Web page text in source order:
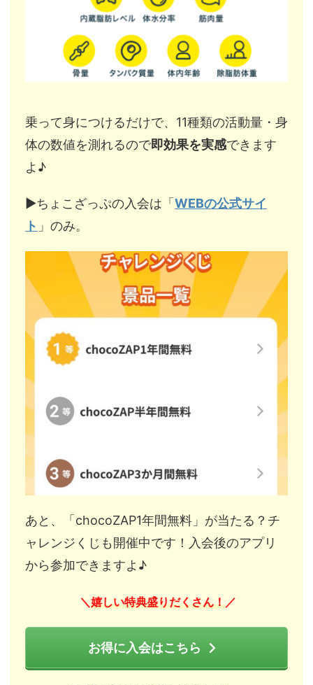
乗って身につけるだけで、11種類の活動量・身
体の数値を測れるので即効果を実感できます
よ♪
▶︎ちょこざっぷの入会は「WEBの公式サイ
ト 」のみ。
あと、「chocoZAP1年間無料」が当たる？チ
ャレンジくじも開催中です！入会後のアプリ
から参加できますよ♪
＼ 嬉しい特典盛りだくさん！ ／
お得に入会はこちら